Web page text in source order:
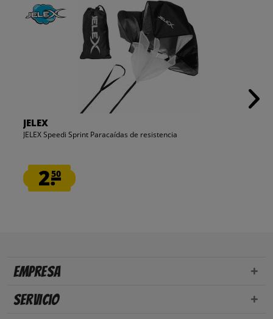
JELEX
JELEX Speedi Sprint Paracaídas de resistencia
2.50
Empresa
Servicio